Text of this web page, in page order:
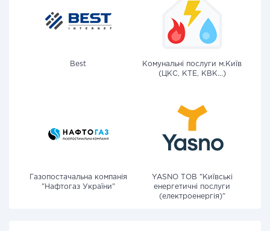
Best
Комунальні послуги м.Київ
(ЦКС, КТЕ, КВК...)
Газопостачальна компанія
"Нафтогаз України"
YASNO ТОВ "Київські
енергетичні послуги
(електроенергія)"